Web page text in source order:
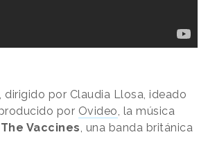
dirigido por Claudia Llosa, ideado
por Ovideo, la música
The Vaccines, una banda británica